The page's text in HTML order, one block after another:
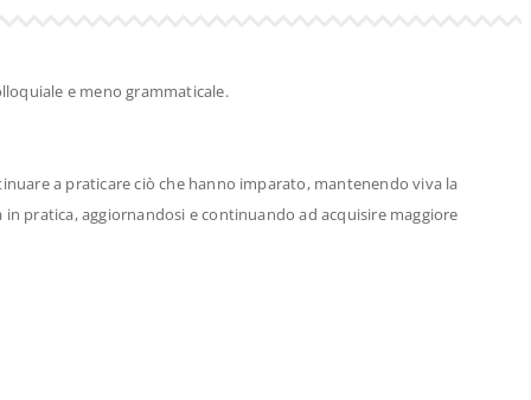
e meno grammaticale.
a praticare ciò che hanno imparato, mantenendo viva la
pratica, aggiornandosi e continuando ad acquisire maggiore